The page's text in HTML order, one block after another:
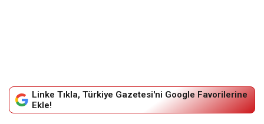
Linke Tıkla, Türkiye Gazetesi'ni Google Favorilerine
Ekle!